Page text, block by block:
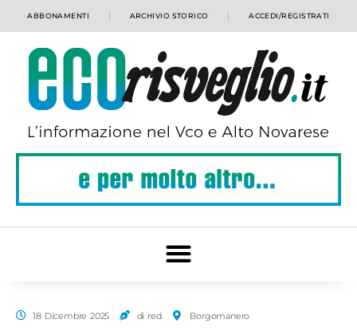
ABBONAMENTI ARCHIVIO STORICO ACCEDI/REGISTRATI
18 Dicembre 2025 di red. Borgomanero